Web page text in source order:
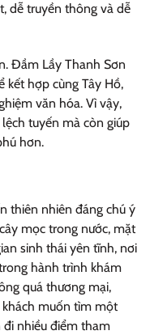
dễ truyền thông và dễ
Đầm Lầy Thanh Sơn
kết hợp cùng Tây Hồ,
văn hóa. Vì vậy,
tuyến mà còn giúp
hơn.
thiên nhiên đáng chú ý
mọc trong nước, mặt
sinh thái yên tĩnh, nơi
hành trình khám
quá thương mại,
muốn tìm một
đi nhiều điểm tham